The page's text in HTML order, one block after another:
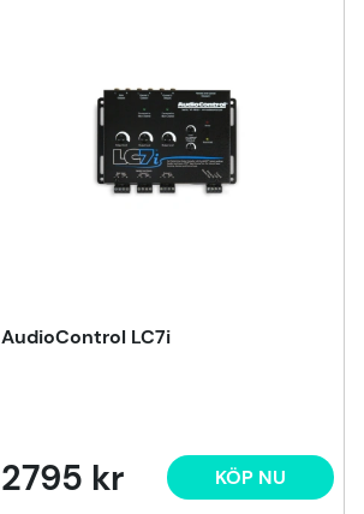
AudioControl LC7i
2795 kr KÖP NU